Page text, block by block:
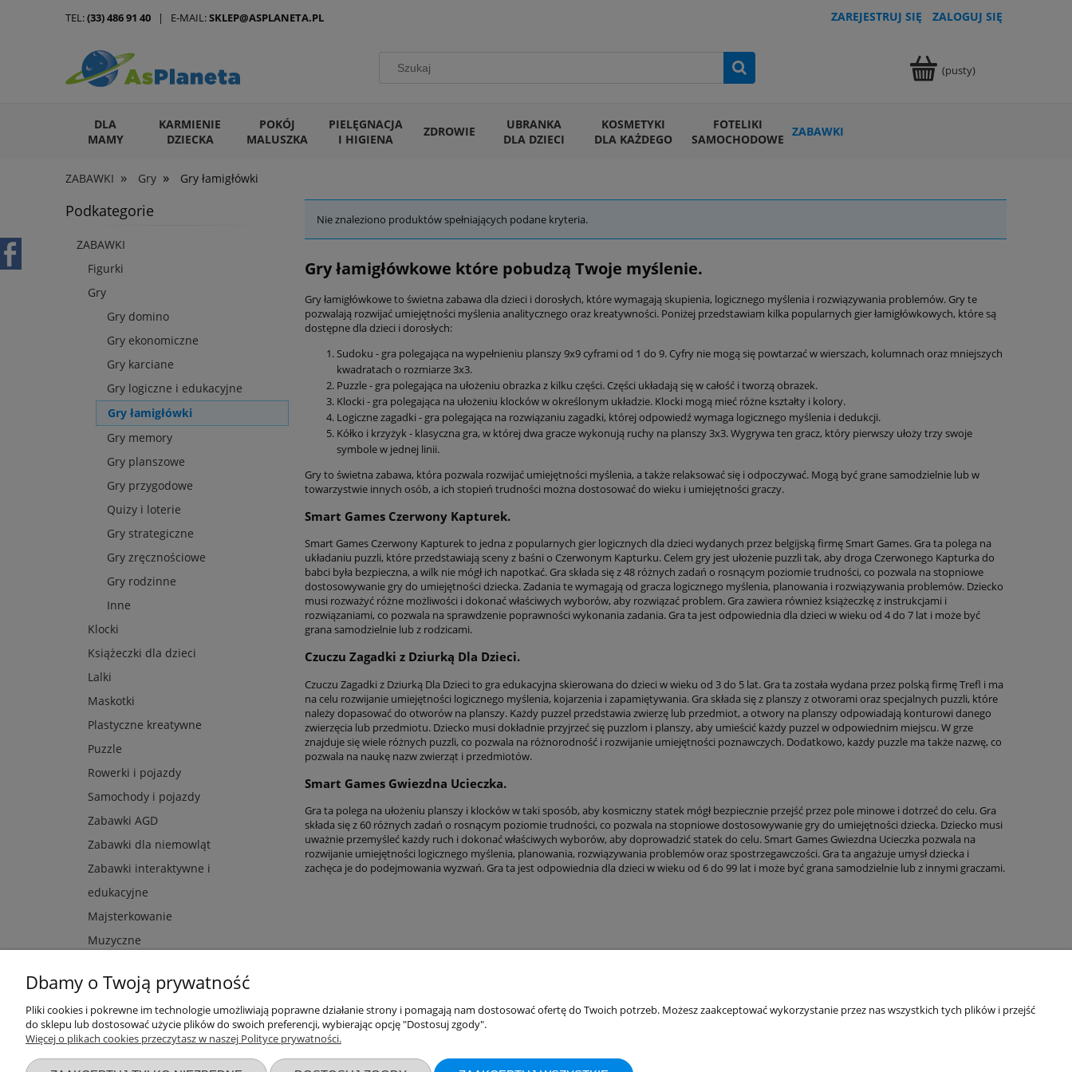
ZAREJESTRUJ SIĘ ZALOGUJ SIĘ
(pusty)
DLA
MAMY
KARMIENIE
DZIECKA
POKÓJ
MALUSZKA
PIELĘGNACJA
I HIGIENA
ZDROWIE
UBRANKA
DLA DZIECI
KOSMETYKI
DLA KAŻDEGO
FOTELIKI
SAMOCHODOWE ZABAWKI
ARTYKUŁY DLA ZWIERZĄT
ZABAWKI » Gry » Gry łamigłówki
TEL:(33) 486 91 40 | E-MAIL:SKLEP@ASPLANETA.PL
Podkategorie
ZABAWKI
Figurki
Gry
Gry domino
Gry ekonomiczne
Gry karciane
Gry logiczne i edukacyjne
Gry łamigłówki
Gry memory
Gry planszowe
Gry przygodowe
Quizy i loterie
Gry strategiczne
Gry zręcznościowe
Gry rodzinne
Inne
Klocki
Książeczki dla dzieci
Lalki
Maskotki
Plastyczne kreatywne
Puzzle
Rowerki i pojazdy
Samochody i pojazdy
Zabawki AGD
Zabawki dla niemowląt
Zabawki interaktywne i
edukacyjne
Majsterkowanie
Muzyczne
Nie znaleziono produktów spełniających podane kryteria.
Gry łamigłówkowe które pobudzą Twoje myślenie.
Gry łamigłówkowe to świetna zabawa dla dzieci i dorosłych, które wymagają skupienia, logicznego myślenia i rozwiązywania problemów. Gry te
pozwalają rozwijać umiejętności myślenia analitycznego oraz kreatywności. Poniżej przedstawiam kilka popularnych gier łamigłówkowych, które są
dostępne dla dzieci i dorosłych:
Sudoku - gra polegająca na wypełnieniu planszy 9x9 cyframi od 1 do 9. Cyfry nie mogą się powtarzać w wierszach, kolumnach oraz mniejszych
kwadratach o rozmiarze 3x3.
Puzzle - gra polegająca na ułożeniu obrazka z kilku części. Części układają się w całość i tworzą obrazek.
Klocki - gra polegająca na ułożeniu klocków w określonym układzie. Klocki mogą mieć różne kształty i kolory.
Logiczne zagadki - gra polegająca na rozwiązaniu zagadki, której odpowiedź wymaga logicznego myślenia i dedukcji.
Kółko i krzyżyk - klasyczna gra, w której dwa gracze wykonują ruchy na planszy 3x3. Wygrywa ten gracz, który pierwszy ułoży trzy swoje
symbole w jednej linii.
Gry to świetna zabawa, która pozwala rozwijać umiejętności myślenia, a także relaksować się i odpoczywać. Mogą być grane samodzielnie lub w
towarzystwie innych osób, a ich stopień trudności można dostosować do wieku i umiejętności graczy.
Smart Games Czerwony Kapturek.
Smart Games Czerwony Kapturek to jedna z popularnych gier logicznych dla dzieci wydanych przez belgijską firmę Smart Games. Gra ta polega na
układaniu puzzli, które przedstawiają sceny z baśni o Czerwonym Kapturku. Celem gry jest ułożenie puzzli tak, aby droga Czerwonego Kapturka do
babci była bezpieczna, a wilk nie mógł ich napotkać. Gra składa się z 48 różnych zadań o rosnącym poziomie trudności, co pozwala na stopniowe
dostosowywanie gry do umiejętności dziecka. Zadania te wymagają od gracza logicznego myślenia, planowania i rozwiązywania problemów. Dziecko
musi rozważyć różne możliwości i dokonać właściwych wyborów, aby rozwiązać problem. Gra zawiera również książeczkę z instrukcjami i
rozwiązaniami, co pozwala na sprawdzenie poprawności wykonania zadania. Gra ta jest odpowiednia dla dzieci w wieku od 4 do 7 lat i może być
grana samodzielnie lub z rodzicami.
Czuczu Zagadki z Dziurką Dla Dzieci.
Czuczu Zagadki z Dziurką Dla Dzieci to gra edukacyjna skierowana do dzieci w wieku od 3 do 5 lat. Gra ta została wydana przez polską firmę Trefl i ma
na celu rozwijanie umiejętności logicznego myślenia, kojarzenia i zapamiętywania. Gra składa się z planszy z otworami oraz specjalnych puzzli, które
należy dopasować do otworów na planszy. Każdy puzzel przedstawia zwierzę lub przedmiot, a otwory na planszy odpowiadają konturowi danego
zwierzęcia lub przedmiotu. Dziecko musi dokładnie przyjrzeć się puzzlom i planszy, aby umieścić każdy puzzel w odpowiednim miejscu. W grze
znajduje się wiele różnych puzzli, co pozwala na różnorodność i rozwijanie umiejętności poznawczych. Dodatkowo, każdy puzzle ma także nazwę, co
pozwala na naukę nazw zwierząt i przedmiotów.
Smart Games Gwiezdna Ucieczka.
Gra ta polega na ułożeniu planszy i klocków w taki sposób, aby kosmiczny statek mógł bezpiecznie przejść przez pole minowe i dotrzeć do celu. Gra
składa się z 60 różnych zadań o rosnącym poziomie trudności, co pozwala na stopniowe dostosowywanie gry do umiejętności dziecka. Dziecko musi
uważnie przemyśleć każdy ruch i dokonać właściwych wyborów, aby doprowadzić statek do celu. Smart Games Gwiezdna Ucieczka pozwala na
rozwijanie umiejętności logicznego myślenia, planowania, rozwiązywania problemów oraz spostrzegawczości. Gra ta angażuje umysł dziecka i
zachęca je do podejmowania wyzwań. Gra ta jest odpowiednia dla dzieci w wieku od 6 do 99 lat i może być grana samodzielnie lub z innymi graczami.
Przydatne linki
Nowości
Promocje
Warunki zakupów
Regulaminy
Zwroty i reklamacje
Moje konto
Ustawienia konta
Informacje o sklepie
Dbamy o Twoją prywatność
Pliki cookies i pokrewne im technologie umożliwiają poprawne działanie strony i pomagają nam dostosować ofertę do Twoich potrzeb. Możesz zaakceptować wykorzystanie przez nas wszystkich tych plików i przejść
do sklepu lub dostosować użycie plików do swoich preferencji, wybierając opcję "Dostosuj zgody".
Więcej o plikach cookies przeczytasz w naszej Polityce prywatności.